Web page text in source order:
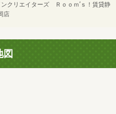
ンクリエイターズ Ｒｏｏｍ’ｓ！賃貸静
店
図